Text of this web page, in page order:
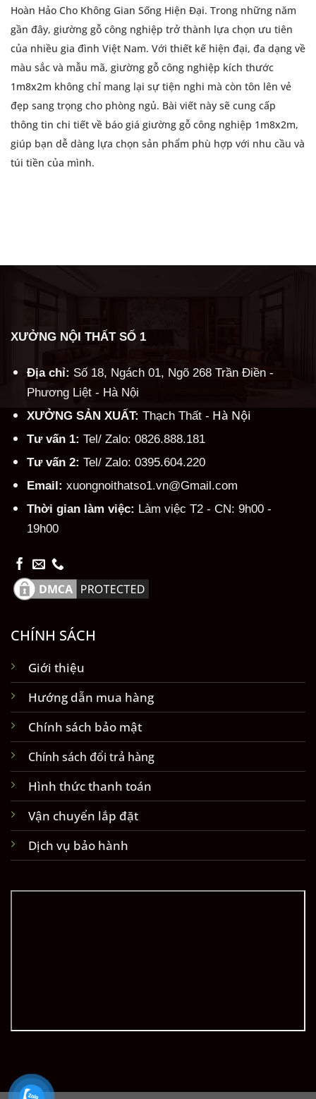
Hoàn Hảo Cho Không Gian Sống Hiện Đại. Trong những năm
gần đây, giường gỗ công nghiệp trở thành lựa chọn ưu tiên
của nhiều gia đình Việt Nam. Với thiết kế hiện đại, đa dạng về
màu sắc và mẫu mã, giường gỗ công nghiệp kích thước
1m8x2m không chỉ mang lại sự tiện nghi mà còn tôn lên vẻ
đẹp sang trọng cho phòng ngủ. Bài viết này sẽ cung cấp
thông tin chi tiết về báo giá giường gỗ công nghiệp 1m8x2m,
giúp bạn dễ dàng lựa chọn sản phẩm phù hợp với nhu cầu và
túi tiền của mình.
XƯỞNG NỘI THẤT SỐ 1
Địa chỉ: Số 18, Ngách 01, Ngõ 268 Trần Điền -
Phương Liệt - Hà Nội
XƯỞNG SẢN XUẤT: Thạch Thất - Hà Nội
Tư vấn 1: Tel/ Zalo: 0826.888.181
Tư vấn 2: Tel/ Zalo: 0395.604.220
Email: xuongnoithatso1.vn@Gmail.com
Thời gian làm việc: Làm việc T2 - CN: 9h00 -
19h00
CHÍNH SÁCH
Giới thiệu
Hướng dẫn mua hàng
Chính sách bảo mật
Chính sách đổi trả hàng
Hình thức thanh toán
Vận chuyển lắp đặt
Dịch vụ bảo hành